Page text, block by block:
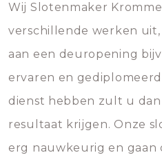
Wij Slotenmaker
verschillende werken
aan een deuropening
ervaren en
dienst hebben zult u
resultaat krijgen. Onze
erg nauwkeurig en gaan